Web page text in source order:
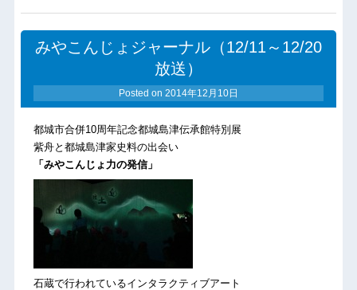
みやこんじょジャーナル（12/11～12/20
放送）
Posted on 2014年12月10日
都城市合併10周年記念都城島津伝承館特別展
紫舟と都城島津家史料の出会い
「みやこんじょ力の発信」
石蔵で行われているインタラクティブアート